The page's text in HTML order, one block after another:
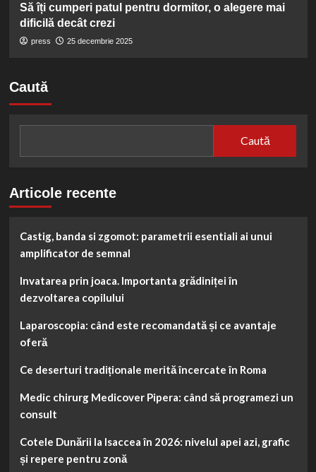
Să îți cumperi patul pentru dormitor, o alegere mai
dificilă decât crezi
press 25 decembrie 2025
Caută
Caută
Articole recente
Castig, banda si zgomot: parametrii esentiali ai unui
amplificator de semnal
Invatarea prin joaca. Importanta grădiniței în
dezvoltarea copilului
Laparoscopia: când este recomandată și ce avantaje
oferă
Ce deserturi tradiționale merită încercate în Roma
Medic chirurg Medicover Pipera: când să programezi un
consult
Cotele Dunării la Isaccea în 2026: nivelul apei azi, grafic
și repere pentru zonă